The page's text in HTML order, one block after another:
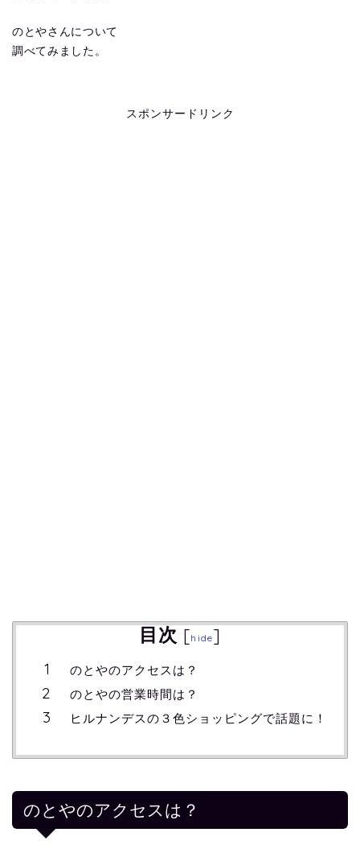
のとやさんについて
調べてみました。
スポンサードリンク
目次 [hide]
のとやのアクセスは？
のとやの営業時間は？
ヒルナンデスの３色ショッピングで話題に！
のとやのアクセスは？